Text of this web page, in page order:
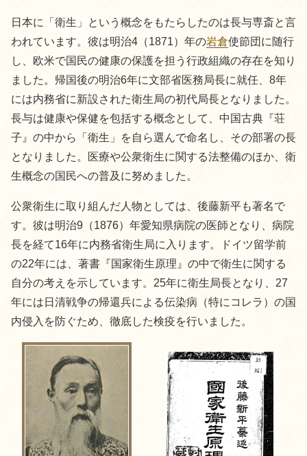
日本に「衛生」という概念をもたらしたのは長与専斎と言
われています。彼は明治4（1871）年の岩倉使節団に随行
し、欧米で国民の健康の保護を担う行政組織の存在を知り
ました。帰国後の明治6年に文部省医務局長に就任、8年
には内務省に新設された衛生局の初代局長となりました。
長与は健康や保健を包括する概念として、中国古典『荘
子』の中から「衛生」を自ら選んで命名し、その部署の長
となりました。医療や公衆衛生に関する法整備のほか、衛
生概念の国民への普及に努めました。
公衆衛生に取り組んだ人物としては、後藤新平も著名で
す。彼は明治9（1876）年愛知県病院の医師となり、病院
長を経て16年に内務省衛生局に入ります。ドイツ留学前
の22年には、著書『国家衛生原理』の中で衛生に関する
自分の考えを示しています。25年に衛生局長となり、27
年には日清戦争の帰還兵による伝染病（特にコレラ）の国
内侵入を防ぐため、徹底した検疫を行いました。